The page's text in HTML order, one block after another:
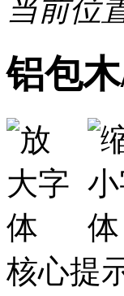
当前位
铝包
核心提